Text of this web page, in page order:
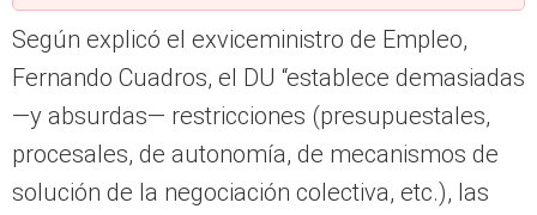
Según explicó el exviceministro de Empleo,
Fernando Cuadros, el DU “establece demasiadas
—y absurdas— restricciones (presupuestales,
procesales, de autonomía, de mecanismos de
solución de la negociación colectiva, etc.), las